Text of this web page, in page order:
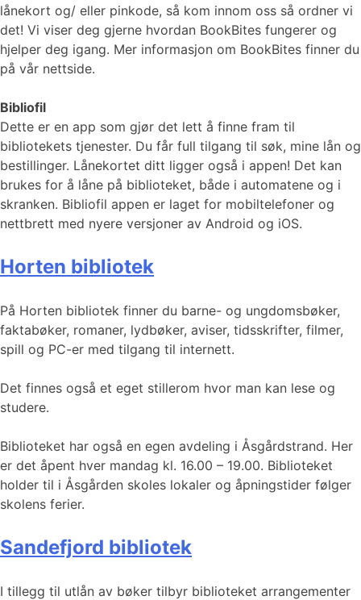
lånekort og/ eller pinkode, så kom innom oss så ordner vi
det! Vi viser deg gjerne hvordan BookBites fungerer og
hjelper deg igang. Mer informasjon om BookBites finner du
på vår nettside.
Bibliofil
Dette er en app som gjør det lett å finne fram til
bibliotekets tjenester. Du får full tilgang til søk, mine lån og
bestillinger. Lånekortet ditt ligger også i appen! Det kan
brukes for å låne på biblioteket, både i automatene og i
skranken. Bibliofil appen er laget for mobiltelefoner og
nettbrett med nyere versjoner av Android og iOS.
Horten bibliotek
På Horten bibliotek finner du barne- og ungdomsbøker,
faktabøker, romaner, lydbøker, aviser, tidsskrifter, filmer,
spill og PC-er med tilgang til internett.
Det finnes også et eget stillerom hvor man kan lese og
studere.
Biblioteket har også en egen avdeling i Åsgårdstrand. Her
er det åpent hver mandag kl. 16.00 – 19.00. Biblioteket
holder til i Åsgården skoles lokaler og åpningstider følger
skolens ferier.
Sandefjord bibliotek
I tillegg til utlån av bøker tilbyr biblioteket arrangementer